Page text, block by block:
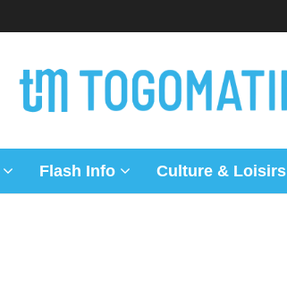
Flash Info Culture & Loisirs